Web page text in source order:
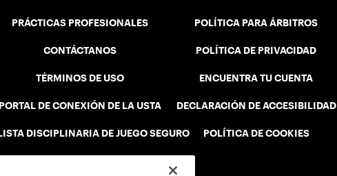
PRÁCTICAS PROFESIONALES
CONTÁCTANOS
TÉRMINOS DE USO
PORTAL DE CONEXIÓN DE LA USTA
LISTA DISCIPLINARIA DE JUEGO SEGURO
POLÍTICA PARA ÁRBITROS
POLÍTICA DE PRIVACIDAD
ENCUENTRA TU CUENTA
DECLARACIÓN DE ACCESIBILIDAD
POLÍTICA DE COOKIES